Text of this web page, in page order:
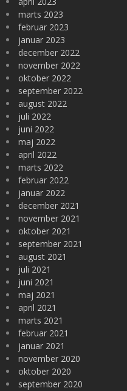
marts 2023
februar 2023
januar 2023
december 2022
november 2022
oktober 2022
september 2022
august 2022
juli 2022
juni 2022
maj 2022
april 2022
marts 2022
februar 2022
januar 2022
december 2021
november 2021
oktober 2021
september 2021
august 2021
juli 2021
juni 2021
maj 2021
april 2021
marts 2021
februar 2021
januar 2021
november 2020
oktober 2020
september 2020